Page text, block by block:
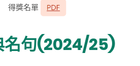
得獎名單
名句(2024/25)